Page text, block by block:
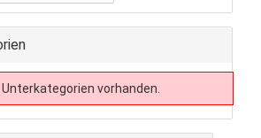
Unterkategorien vorhanden.